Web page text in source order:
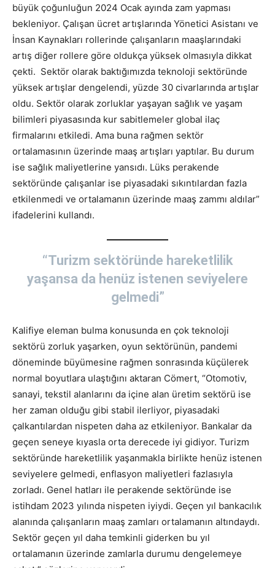
büyük çoğunluğun 2024 Ocak ayında zam yapması
bekleniyor. Çalışan ücret artışlarında Yönetici Asistanı ve
İnsan Kaynakları rollerinde çalışanların maaşlarındaki
artış diğer rollere göre oldukça yüksek olmasıyla dikkat
çekti. Sektör olarak baktığımızda teknoloji sektöründe
yüksek artışlar dengelendi, yüzde 30 civarlarında artışlar
oldu. Sektör olarak zorluklar yaşayan sağlık ve yaşam
bilimleri piyasasında kur sabitlemeler global ilaç
firmalarını etkiledi. Ama buna rağmen sektör
ortalamasının üzerinde maaş artışları yaptılar. Bu durum
ise sağlık maliyetlerine yansıdı. Lüks perakende
sektöründe çalışanlar ise piyasadaki sıkıntılardan fazla
etkilenmedi ve ortalamanın üzerinde maaş zammı aldılar”
ifadelerini kullandı.
“Turizm sektöründe hareketlilik
yaşansa da henüz istenen seviyelere
gelmedi”
Kalifiye eleman bulma konusunda en çok teknoloji
sektörü zorluk yaşarken, oyun sektörünün, pandemi
döneminde büyümesine rağmen sonrasında küçülerek
normal boyutlara ulaştığını aktaran Cömert, “Otomotiv,
sanayi, tekstil alanlarını da içine alan üretim sektörü ise
her zaman olduğu gibi stabil ilerliyor, piyasadaki
çalkantılardan nispeten daha az etkileniyor. Bankalar da
geçen seneye kıyasla orta derecede iyi gidiyor. Turizm
sektöründe hareketlilik yaşanmakla birlikte henüz istenen
seviyelere gelmedi, enflasyon maliyetleri fazlasıyla
zorladı. Genel hatları ile perakende sektöründe ise
istihdam 2023 yılında nispeten iyiydi. Geçen yıl bankacılık
alanında çalışanların maaş zamları ortalamanın altındaydı.
Sektör geçen yıl daha temkinli giderken bu yıl
ortalamanın üzerinde zamlarla durumu dengelemeye